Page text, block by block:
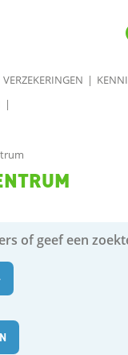
VERZEKERINGEN
of geef een